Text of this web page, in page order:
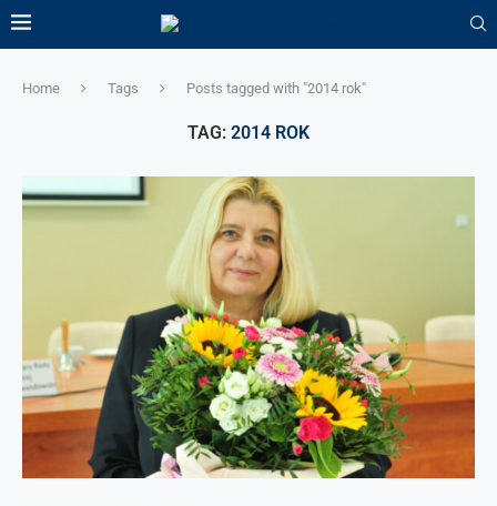
Home Tags Posts tagged with "2014 rok"
TAG: 2014 ROK